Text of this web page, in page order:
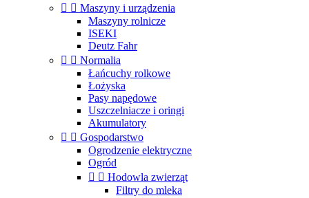
  Maszyny i urządzenia
Maszyny rolnicze
ISEKI
Deutz Fahr
  Normalia
Łańcuchy rolkowe
Łożyska
Pasy napędowe
Uszczelniacze i oringi
Akumulatory
  Gospodarstwo
Ogrodzenie elektryczne
Ogród
  Hodowla zwierząt
Filtry do mleka